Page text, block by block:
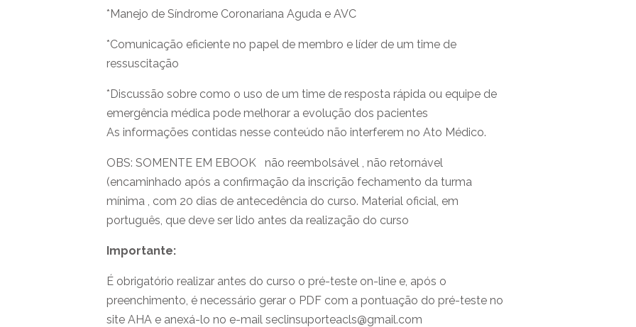
*Manejo de Síndrome Coronariana Aguda e AVC
*Comunicação eficiente no papel de membro e líder de um time de
ressuscitação
*Discussão sobre como o uso de um time de resposta rápida ou equipe de
emergência médica pode melhorar a evolução dos pacientes
As informações contidas nesse conteúdo não interferem no Ato Médico.​
OBS: SOMENTE EM EBOOK não reembolsável , não retornável
(encaminhado após a confirmação da inscrição fechamento da turma
mínima , com 20 dias de antecedência do curso. Material oficial, em
português, que deve ser lido antes da realização do curso
Importante:
É obrigatório realizar antes do curso o pré-teste on-line e, após o
preenchimento, é necessário gerar o PDF com a pontuação do pré-teste no
site AHA e anexá-lo no e-mail seclinsuporteacls@gmail.com